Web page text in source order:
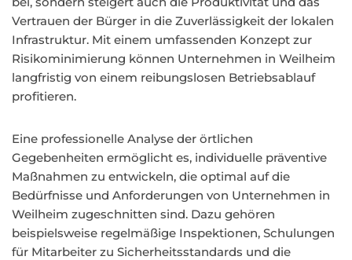
Vertrauen der Bürger in die Zuverlässigkeit der lokalen
Infrastruktur. Mit einem umfassenden Konzept zur
Risikominimierung können Unternehmen in Weilheim
langfristig von einem reibungslosen Betriebsablauf
profitieren.
Eine professionelle Analyse der örtlichen
Gegebenheiten ermöglicht es, individuelle präventive
Maßnahmen zu entwickeln, die optimal auf die
Bedürfnisse und Anforderungen von Unternehmen in
Weilheim zugeschnitten sind. Dazu gehören
beispielsweise regelmäßige Inspektionen, Schulungen
für Mitarbeiter zu Sicherheitsstandards und die